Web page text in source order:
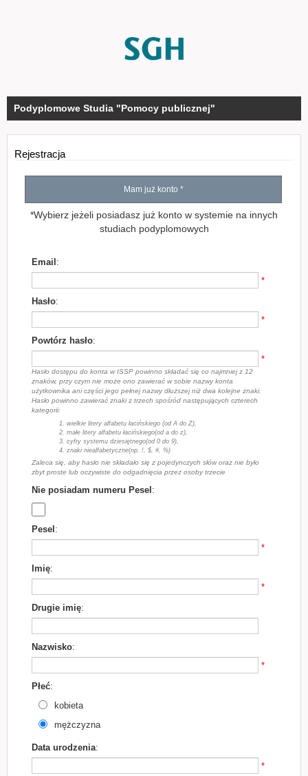
Podyplomowe Studia "Pomocy publicznej"
Rejestracja
Mam już konto *
*Wybierz jeżeli posiadasz już konto w systemie na innych
studiach podyplomowych
Email :
*
Hasło:
*
Powtórz hasło:
*
Hasło dostępu do konta w ISSP powinno składać się co najmniej z 12
znaków, przy czym nie może ono zawierać w sobie nazwy konta
użytkownika ani części jego pełnej nazwy dłuższej niż dwa kolejne znaki.
Hasło powinno zawierać znaki z trzech spośród następujących czterech
kategorii:
1. wielkie litery alfabetu łacińskiego (od A do Z),
2. małe litery alfabetu łacińskiego(od a do z),
3. cyfry systemu dziesiętnego(od 0 do 9),
4. znaki niealfabetyczne(np. !, $, #, %)
Zaleca się, aby hasło nie składało się z pojedynczych słów oraz nie było
zbyt proste lub oczywiste do odgadnięcia przez osoby trzecie
Nie posiadam numeru Pesel :
Pesel :
*
Imię:
*
Drugie imię:
Nazwisko:
*
Płeć:
kobieta
mężczyzna
Data urodzenia:
*